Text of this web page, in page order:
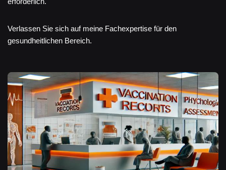
Verlassen Sie sich auf meine Fachexpertise für den
gesundheitlichen Bereich.